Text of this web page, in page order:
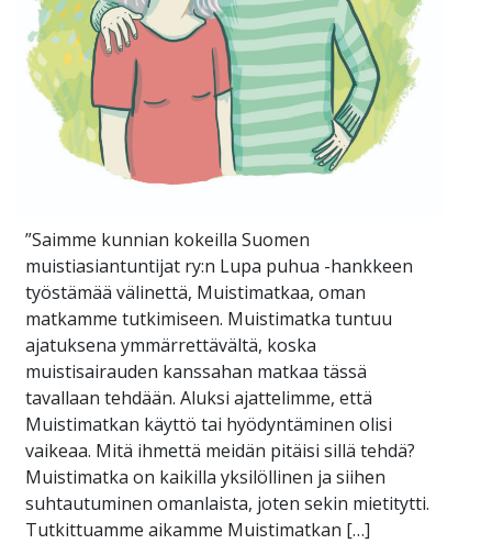
”Saimme kunnian kokeilla Suomen
muistiasiantuntijat ry:n Lupa puhua -hankkeen
työstämää välinettä, Muistimatkaa, oman
matkamme tutkimiseen. Muistimatka tuntuu
ajatuksena ymmärrettävältä, koska
muistisairauden kanssahan matkaa tässä
tavallaan tehdään. Aluksi ajattelimme, että
Muistimatkan käyttö tai hyödyntäminen olisi
vaikeaa. Mitä ihmettä meidän pitäisi sillä tehdä?
Muistimatka on kaikilla yksilöllinen ja siihen
suhtautuminen omanlaista, joten sekin mietitytti.
Tutkittuamme aikamme Muistimatkan […]